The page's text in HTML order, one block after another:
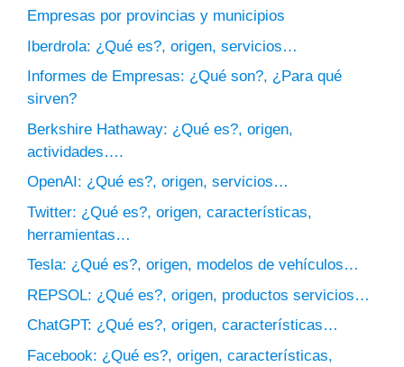
Empresas por provincias y municipios
Iberdrola: ¿Qué es?, origen, servicios…
Informes de Empresas: ¿Qué son?, ¿Para qué
sirven?
Berkshire Hathaway: ¿Qué es?, origen,
actividades….
OpenAI: ¿Qué es?, origen, servicios…
Twitter: ¿Qué es?, origen, características,
herramientas…
Tesla: ¿Qué es?, origen, modelos de vehículos…
REPSOL: ¿Qué es?, origen, productos servicios…
ChatGPT: ¿Qué es?, origen, características…
Facebook: ¿Qué es?, origen, características,